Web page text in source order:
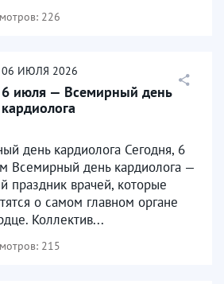
226
06 ИЮЛЯ 2026
6 июля — Всемирный день
кардиолога
день кардиолога Сегодня, 6
Всемирный день кардиолога —
праздник врачей, которые
о самом главном органе
Коллектив...
215